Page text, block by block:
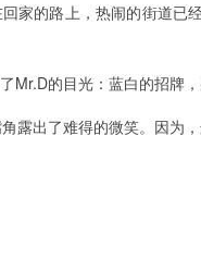
家的路上，热闹的街道
Mr.D的目光：蓝白的招牌
露出了难得的微笑。因为